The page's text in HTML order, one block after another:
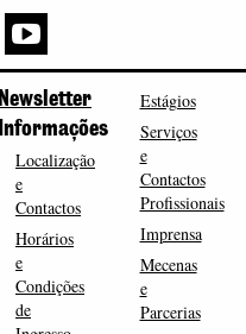
Newsletter
Informações
Localização
e
Contactos
Horários
e
Condições
de
Estágios
Serviços
e
Contactos
Profissionais
Imprensa
Mecenas
e
Parcerias